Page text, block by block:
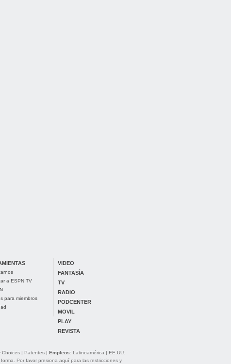
a ESPN TV
para miembros
VIDEO
FANTASÍA
TV
RADIO
PODCENTER
MOVIL
PLAY
REVISTA
Choices| Patentes| Empleos: Latinoamérica | EE.UU.
Por favor presiona aquí para las restricciones y